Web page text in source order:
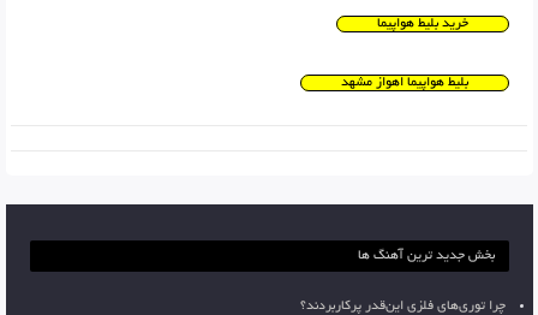
خرید بلیط هواپیما
بلیط هواپیما اهواز مشهد
بخش جدید ترین آهنگ ها
چرا توری‌های فلزی این‌قدر پرکاربردند؟